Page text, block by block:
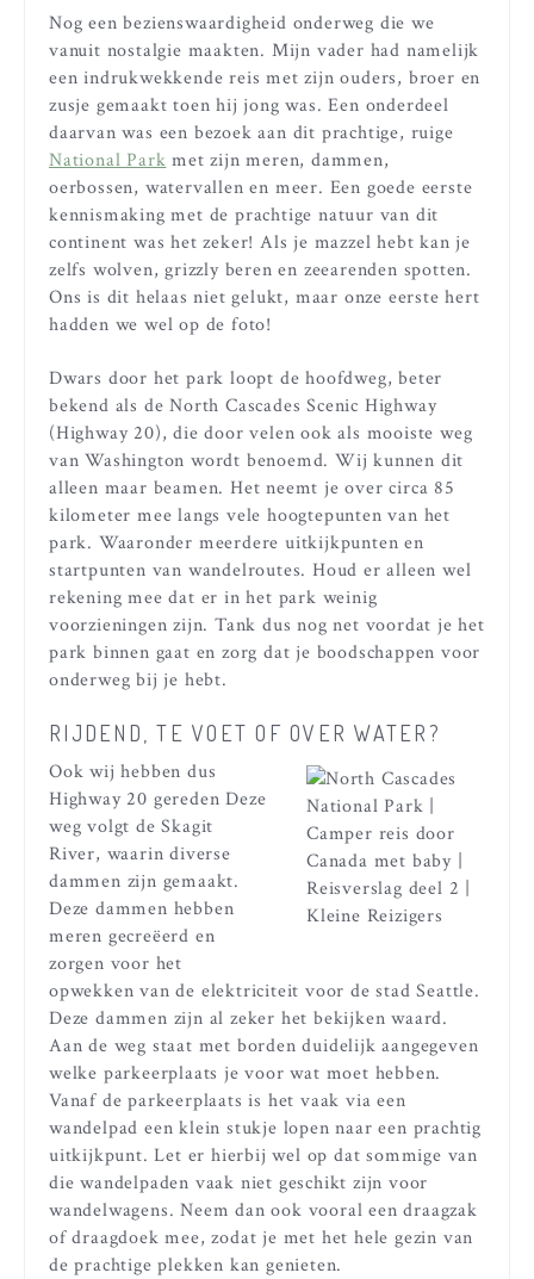
Nog een bezienswaardigheid onderweg die we
vanuit nostalgie maakten. Mijn vader had namelijk
een indrukwekkende reis met zijn ouders, broer en
zusje gemaakt toen hij jong was. Een onderdeel
daarvan was een bezoek aan dit prachtige, ruige
National Parkmet zijn meren, dammen,
oerbossen, watervallen en meer. Een goede eerste
kennismaking met de prachtige natuur van dit
continent was het zeker! Als je mazzel hebt kan je
zelfs wolven, grizzly beren en zeearenden spotten.
Ons is dit helaas niet gelukt, maar onze eerste hert
hadden we wel op de foto!
Dwars door het park loopt de hoofdweg, beter
bekend als de North Cascades Scenic Highway
(Highway 20), die door velen ook als mooiste weg
van Washington wordt benoemd. Wij kunnen dit
alleen maar beamen. Het neemt je over circa 85
kilometer mee langs vele hoogtepunten van het
park. Waaronder meerdere uitkijkpunten en
startpunten van wandelroutes. Houd er alleen wel
rekening mee dat er in het park weinig
voorzieningen zijn. Tank dus nog net voordat je het
park binnen gaat en zorg dat je boodschappen voor
onderweg bij je hebt.
RIJDEND, TE VOET OF OVER WATER?
Ook wij hebben dus
Highway 20 gereden Deze
weg volgt de Skagit
River, waarin diverse
dammen zijn gemaakt.
Deze dammen hebben
meren gecreëerd en
zorgen voor het
opwekken van de elektriciteit voor de stad Seattle.
Deze dammen zijn al zeker het bekijken waard.
Aan de weg staat met borden duidelijk aangegeven
welke parkeerplaats je voor wat moet hebben.
Vanaf de parkeerplaats is het vaak via een
wandelpad een klein stukje lopen naar een prachtig
uitkijkpunt. Let er hierbij wel op dat sommige van
die wandelpaden vaak niet geschikt zijn voor
wandelwagens. Neem dan ook vooral een draagzak
of draagdoek mee, zodat je met het hele gezin van
de prachtige plekken kan genieten.